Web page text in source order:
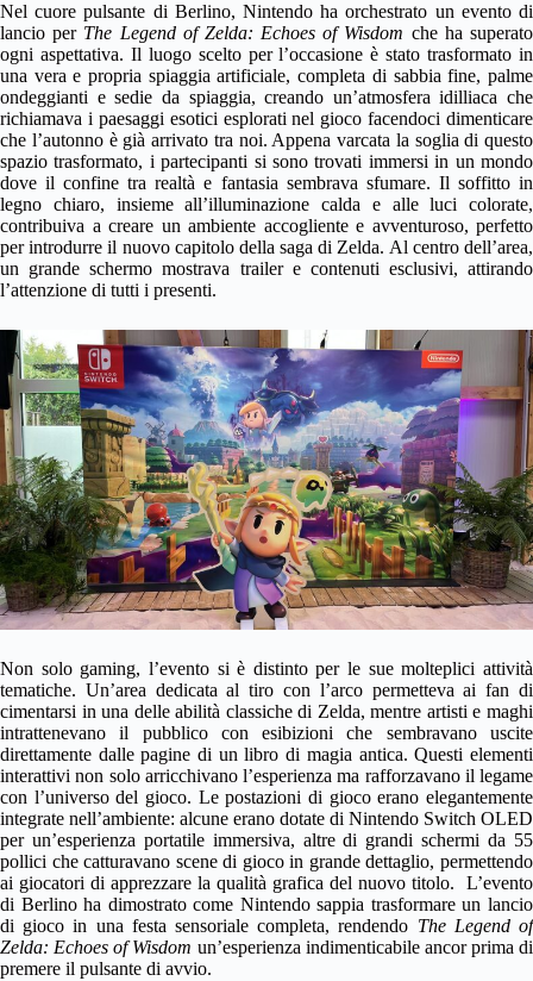
Nel cuore pulsante di Berlino, Nintendo ha orchestrato un evento di
lancio per The Legend of Zelda: Echoes of Wisdom che ha superato
ogni aspettativa. Il luogo scelto per l’occasione è stato trasformato in
una vera e propria spiaggia artificiale, completa di sabbia fine, palme
ondeggianti e sedie da spiaggia, creando un’atmosfera idilliaca che
richiamava i paesaggi esotici esplorati nel gioco facendoci dimenticare
che l’autonno è già arrivato tra noi. Appena varcata la soglia di questo
spazio trasformato, i partecipanti si sono trovati immersi in un mondo
dove il confine tra realtà e fantasia sembrava sfumare. Il soffitto in
legno chiaro, insieme all’illuminazione calda e alle luci colorate,
contribuiva a creare un ambiente accogliente e avventuroso, perfetto
per introdurre il nuovo capitolo della saga di Zelda. Al centro dell’area,
un grande schermo mostrava trailer e contenuti esclusivi, attirando
l’attenzione di tutti i presenti.
Non solo gaming, l’evento si è distinto per le sue molteplici attività
tematiche. Un’area dedicata al tiro con l’arco permetteva ai fan di
cimentarsi in una delle abilità classiche di Zelda, mentre artisti e maghi
intrattenevano il pubblico con esibizioni che sembravano uscite
direttamente dalle pagine di un libro di magia antica. Questi elementi
interattivi non solo arricchivano l’esperienza ma rafforzavano il legame
con l’universo del gioco. Le postazioni di gioco erano elegantemente
integrate nell’ambiente: alcune erano dotate di Nintendo Switch OLED
per un’esperienza portatile immersiva, altre di grandi schermi da 55
pollici che catturavano scene di gioco in grande dettaglio, permettendo
ai giocatori di apprezzare la qualità grafica del nuovo titolo. L’evento
di Berlino ha dimostrato come Nintendo sappia trasformare un lancio
di gioco in una festa sensoriale completa, rendendo The Legend of
Zelda: Echoes of Wisdom un’esperienza indimenticabile ancor prima di
premere il pulsante di avvio.